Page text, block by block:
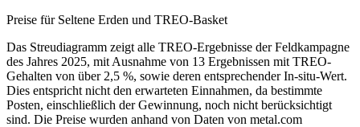
Preise für Seltene Erden und TREO-Basket
Das Streudiagramm zeigt alle TREO-Ergebnisse der Feldkampagne
des Jahres 2025, mit Ausnahme von 13 Ergebnissen mit TREO-
Gehalten von über 2,5 %, sowie deren entsprechender In-situ-Wert.
Dies entspricht nicht den erwarteten Einnahmen, da bestimmte
Posten, einschließlich der Gewinnung, noch nicht berücksichtigt
sind. Die Preise wurden anhand von Daten von metal.com